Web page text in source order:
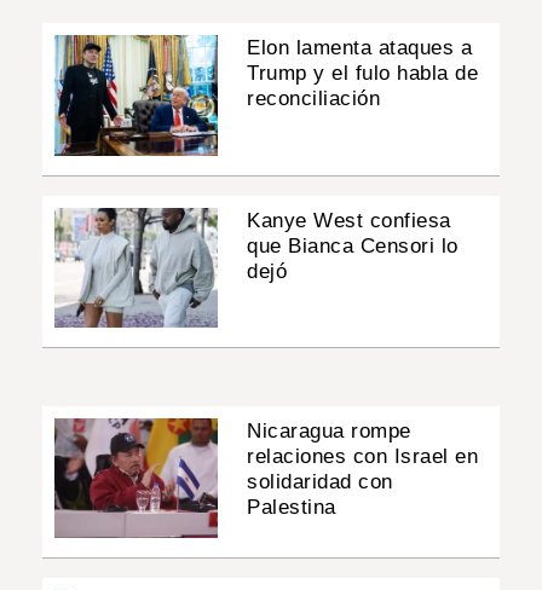
Elon lamenta ataques a
Trump y el fulo habla de
reconciliación
Kanye West confiesa
que Bianca Censori lo
dejó
Nicaragua rompe
relaciones con Israel en
solidaridad con
Palestina